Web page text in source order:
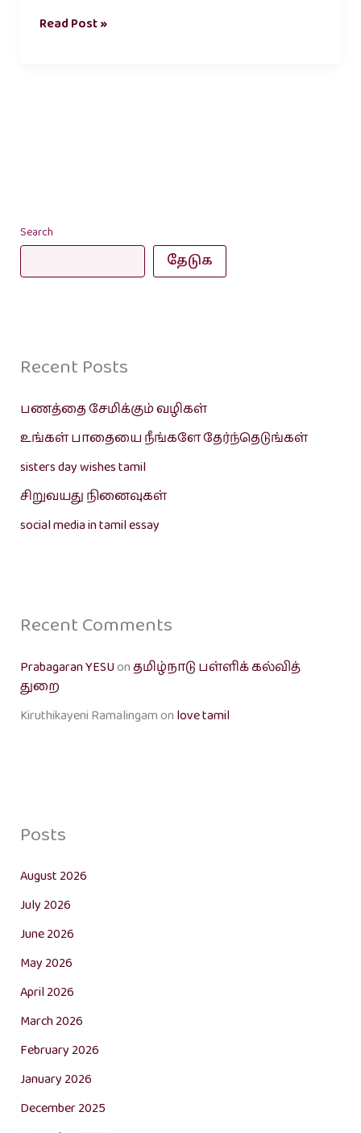
Read Post »
Search
தேடுக
Recent Posts
பணத்தை சேமிக்கும் வழிகள்
உங்கள் பாதையை நீங்களே தேர்ந்தெடுங்கள்
sisters day wishes tamil
சிறுவயது நினைவுகள்
social media in tamil essay
Recent Comments
Prabagaran YESUonதமிழ்நாடு பள்ளிக் கல்வித்
துறை
Kiruthikayeni Ramalingamon love tamil
Posts
August 2026
July 2026
June 2026
May 2026
April 2026
March 2026
February 2026
January 2026
December 2025